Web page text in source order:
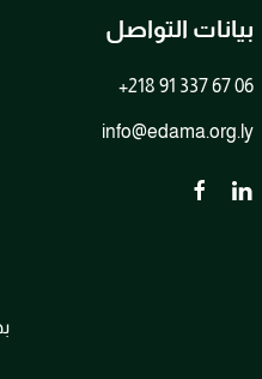
بيانات التواصل
+218 91 337 67 06
info@edama.org.ly